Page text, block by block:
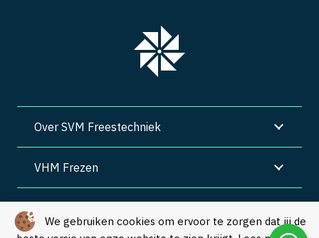
We gebruiken cookies om ervoor te zorgen dat jij de
Over SVM Freestechniek
VHM Frezen